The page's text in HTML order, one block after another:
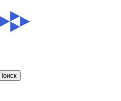
Поиск